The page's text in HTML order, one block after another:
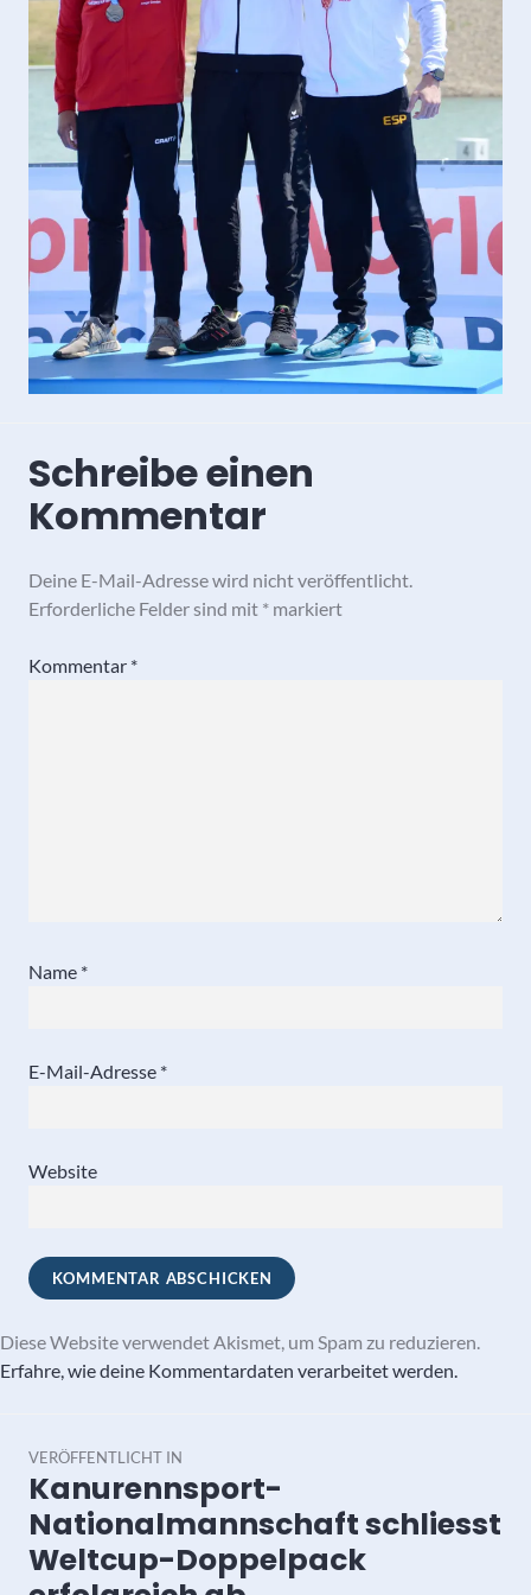
Schreibe einen
Kommentar
Deine E-Mail-Adresse wird nicht veröffentlicht.
Erforderliche Felder sind mit * markiert
Kommentar *
Name *
E-Mail-Adresse *
Website
Diese Website verwendet Akismet, um Spam zu reduzieren.
Erfahre, wie deine Kommentardaten verarbeitet werden.
VERÖFFENTLICHT IN
Kanurennsport-
Nationalmannschaft schliesst
Weltcup-Doppelpack